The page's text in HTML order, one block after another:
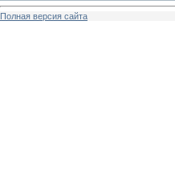
Полная версия сайта